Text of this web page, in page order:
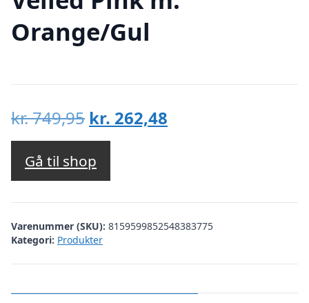
Orange/Gul
kr.749,95 Den
oprindelige
pris
var:
kr. 749,95.
kr. 262,48
kr. 262,48.
Gå til shop
Varenummer (SKU): 8159599852548383775
Kategori: Produkter